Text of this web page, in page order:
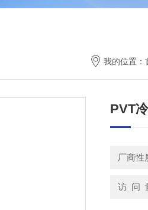
我的位置：
PVT
厂商性
访 问